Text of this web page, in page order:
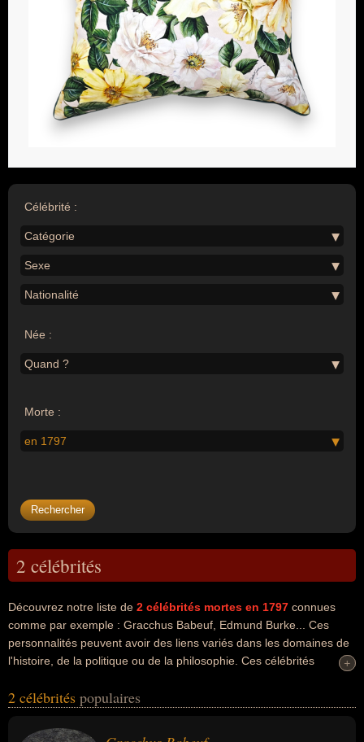
Célébrité :
Catégorie
Sexe
Nationalité
Née :
Quand ?
Morte :
en 1797
2 célébrités
Découvrez notre liste de 2 célébrités mortes en 1797 connues
comme par exemple : Gracchus Babeuf, Edmund Burke... Ces
personnalités peuvent avoir des liens variés dans les domaines de
l'histoire, de la politique ou de la philosophie. Ces célébrités
philosophe. En ce qui concerne leurs nationalités au moment de
+
+
2 célébrités populaires